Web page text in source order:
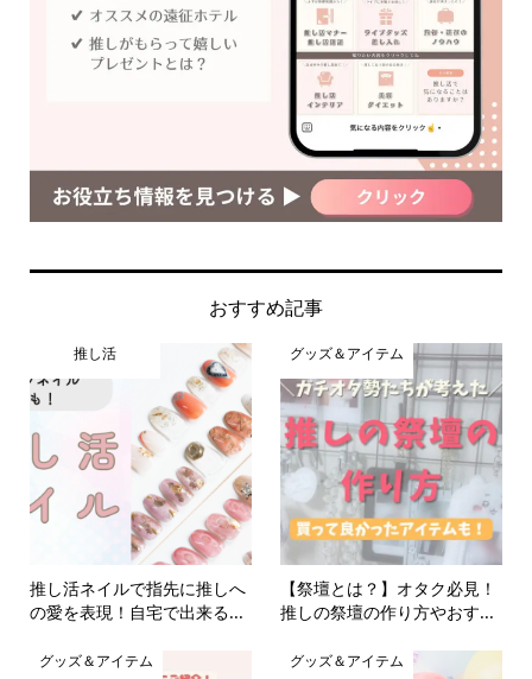
おすすめ記事
推し活
推し活ネイルで指先に推しへ
の愛を表現！自宅で出来る...
グッズ＆アイテム
【祭壇とは？】オタク必見！
推しの祭壇の作り方やおす...
グッズ＆アイテム グッズ＆アイテム